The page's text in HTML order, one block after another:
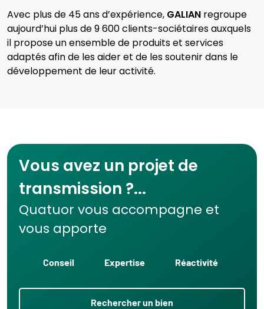
Avec plus de 45 ans d’expérience,GALIANregroupe
aujourd’hui plus de 9 600 clients-sociétaires auxquels
il propose un ensemble de produits et services
adaptés afin de les aider et de les soutenir dans le
développement de leur activité.
Vous avez un projet de
transmission ?...
Quatuor vous accompagne et
vous apporte
Conseil Expertise Réactivité
Rechercher un bien